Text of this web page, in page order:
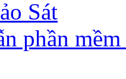
Sát
phần